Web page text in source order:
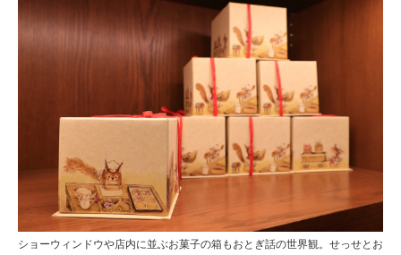
ショーウィンドウや店内に並ぶお菓子の箱もおとぎ話の世界観。せっせとお